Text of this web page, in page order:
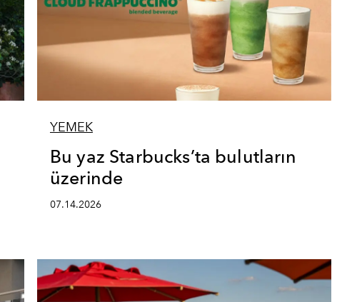
YEMEK
Bu yaz Starbucks’ta bulutların
üzerinde
07.14.2026